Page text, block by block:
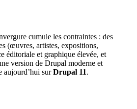
cumule les contraintes : des
(œuvres, artistes, expositions,
éditoriale et graphique élevée, et
version de Drupal moderne et
aujourd’hui surDrupal 11.